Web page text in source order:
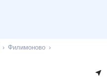
Филимоново